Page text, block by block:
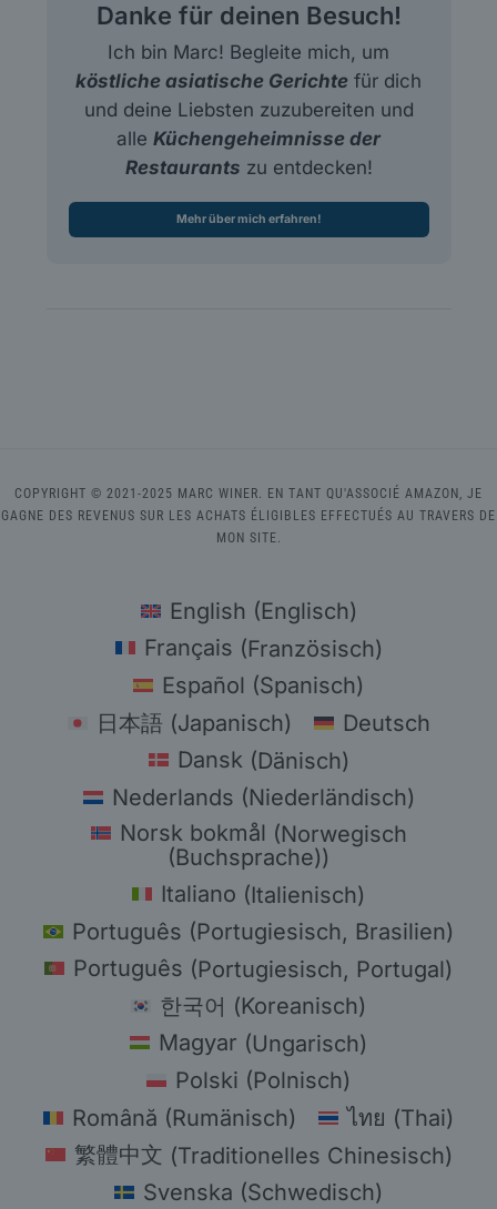
Danke für deinen Besuch!
Ich bin Marc! Begleite mich, um
köstliche asiatische Gerichte für dich
und deine Liebsten zuzubereiten und
alle Küchengeheimnisse der
Restaurants zu entdecken!
Mehr über mich erfahren!
COPYRIGHT © 2021-2025 MARC WINER. EN TANT QU'ASSOCIÉ AMAZON, JE
GAGNE DES REVENUS SUR LES ACHATS ÉLIGIBLES EFFECTUÉS AU TRAVERS DE
MON SITE.
English (Englisch)
Français (Französisch)
Español (Spanisch)
日本語 (Japanisch)
Deutsch
Dansk(Dänisch)
Nederlands (Niederländisch)
Norsk bokmål (Norwegisch
(Buchsprache))
Italiano (Italienisch)
Português (Portugiesisch, Brasilien)
Português (Portugiesisch, Portugal)
한국어 (Koreanisch)
Magyar (Ungarisch)
Polski (Polnisch)
Română (Rumänisch) ไทย (Thai)
繁體中文 (Traditionelles Chinesisch)
Svenska (Schwedisch)